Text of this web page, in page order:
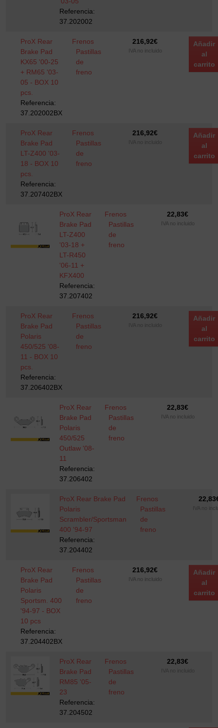
Referencia:
37.202002
ProX Rear
Brake Pad
KX65 '00-25
+ RM65 '03-
05 - BOX 10
pcs.
Referencia:
37.202002BX
Frenos
Pastillas
de
freno
216,92€
IVA no incluido
Añadir
al
carrito
ProX Rear
Brake Pad
LT-Z400 '03-
18 - BOX 10
pcs.
Referencia:
37.207402BX
Frenos
Pastillas
de
freno
216,92€
IVA no incluido
Añadir
al
carrito
ProX Rear
Brake Pad
LT-Z400
'03-18 +
LT-R450
'06-11 +
KFX400
Referencia:
37.207402
Frenos
Pastillas
de
freno
22,83€
IVA no incluido
ProX Rear
Brake Pad
Polaris
450/525 '08-
11 - BOX 10
pcs.
Referencia:
37.206402BX
Frenos
Pastillas
de
freno
216,92€
IVA no incluido
Añadir
al
carrito
ProX Rear
Brake Pad
Polaris
450/525
Outlaw '08-
11
Referencia:
37.206402
Frenos
Pastillas
de
freno
22,83€
IVA no incluido
ProX Rear Brake Pad
Polaris
Scrambler/Sportsman
400 '94-97
Referencia:
37.204402
Frenos
Pastillas
de
freno
22,83
IVA no
ProX Rear
Brake Pad
Polaris
Sportsm. 400
'94-97 - BOX
10 pcs
Referencia:
37.204402BX
Frenos
Pastillas
de
freno
216,92€
IVA no incluido
Añadir
al
carrito
ProX Rear
Brake Pad
RM85 '05-
23
Referencia:
37.204502
Frenos
Pastillas
de
freno
22,83€
IVA no incluido